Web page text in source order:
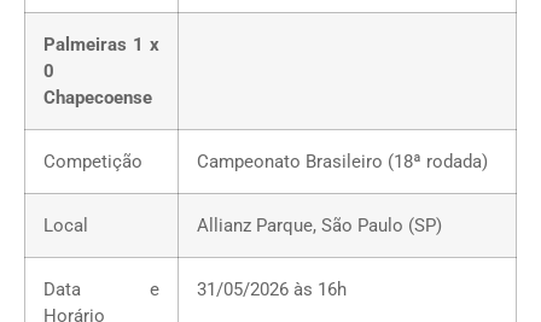
Palmeiras 1 x
0
Chapecoense
Competição Campeonato Brasileiro (18ª rodada)
Local Allianz Parque, São Paulo (SP)
Data e
Horário
31/05/2026 às 16h